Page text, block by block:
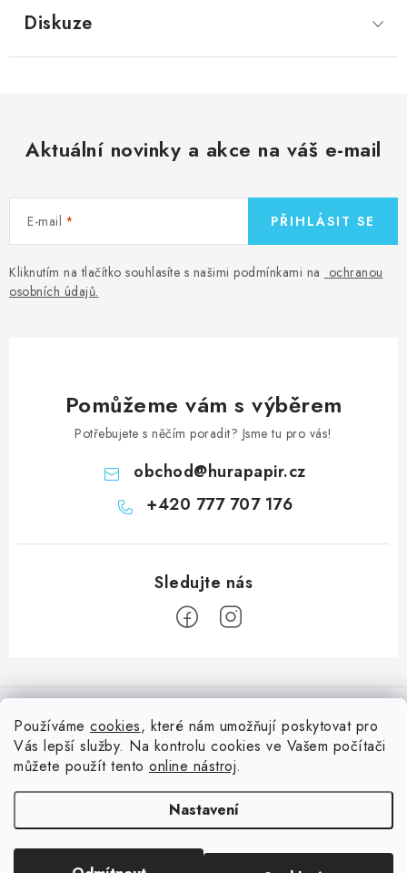
Používáme cookies, které nám umožňují poskytovat pro
Vás lepší služby. Na kontrolu cookies ve Vašem počítači
můžete použít tento online nástroj.
Nastavení
Diskuze
Aktuální novinky a akce na váš e-mail
E-mail
Kliknutím na tlačítko souhlasíte s našimi podmínkami na ochranou
osobních údajů.
PŘIHLÁSIT SE
Pomůžeme vám s výběrem
Potřebujete s něčím poradit? Jsme tu pro vás!
obchod@hurapapir.cz
+420 777 707 176
á
Doprava
Oblíbené ♥️
Nepřehlédněte
Blog s nápady a návody
Slovník pojmů, české návody
. Všechna práva vyhrazena.Upravit nastavení